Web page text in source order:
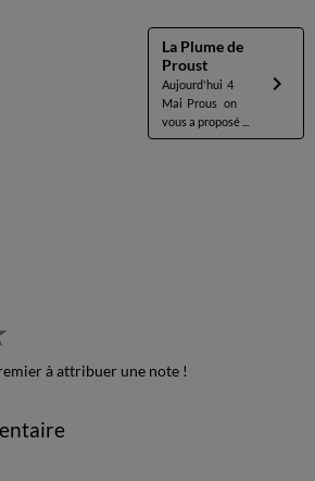
La Plume de
Proust
Aujourd'hui 4
Mai Prous on
vous a proposé ...
à attribuer une note !